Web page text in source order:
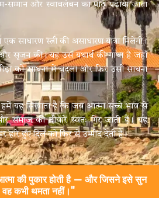
सम्मान और स्वावलंबन का पाठ पढ़ाया जाता
साधारण स्त्री की असाधारण यात्रा मिलेगी।
सृजन की। यह उस यथार्थ की गाथा है जहाँ
को साधना में बदला और फिर उसी साधना
यह सिखाता है कि जब आत्मा सच्चे भाव से
समाज की दीवारें स्वतः गिर जाती हैं। यह
हारे हुए दिल को फिर से उम्मीद देती है।
की पुकार होती है — और जिसने इसे सुन
वह कभी थमता नहीं।"